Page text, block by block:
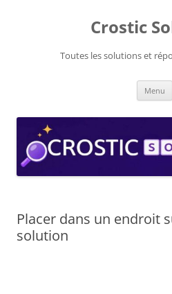
Crostic
Toutes les solutions et
Menu
Placer dans un endroit
solution